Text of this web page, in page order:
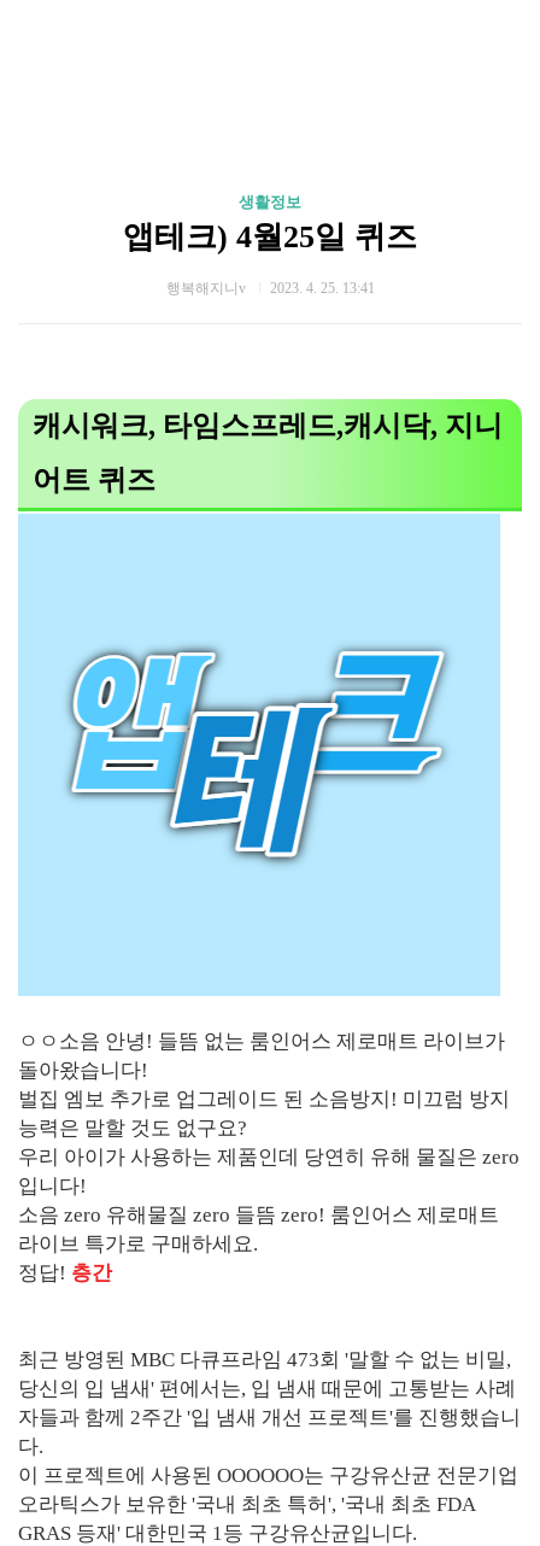
생활정보
앱테크) 4월25일 퀴즈
행복해지니v 2023. 4. 25. 13:41
캐시워크, 타임스프레드,캐시닥, 지니
어트 퀴즈
ㅇㅇ소음 안녕! 들뜸 없는 룸인어스 제로매트 라이브가
돌아왔습니다!
벌집 엠보 추가로 업그레이드 된 소음방지! 미끄럼 방지
능력은 말할 것도 없구요?
우리 아이가 사용하는 제품인데 당연히 유해 물질은 zero
입니다!
소음 zero 유해물질 zero 들뜸 zero! 룸인어스 제로매트
라이브 특가로 구매하세요.
정답! 층간
최근 방영된 MBC 다큐프라임 473회 '말할 수 없는 비밀,
당신의 입 냄새' 편에서는, 입 냄새 때문에 고통받는 사례
자들과 함께 2주간 '입 냄새 개선 프로젝트'를 진행했습니
다.
이 프로젝트에 사용된 OOOOOO는 구강유산균 전문기업
오라틱스가 보유한 '국내 최초 특허', '국내 최초 FDA
GRAS 등재' 대한민국 1등 구강유산균입니다.